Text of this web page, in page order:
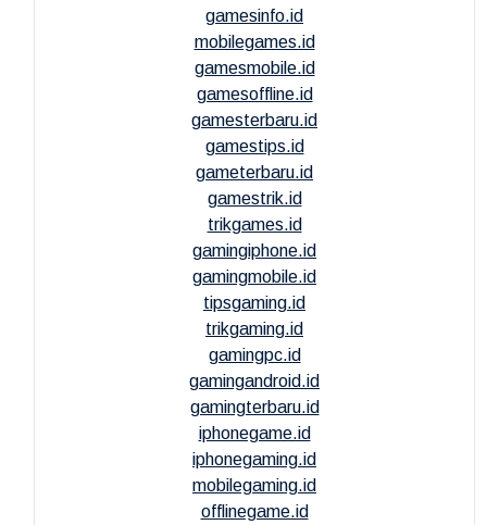
gamesinfo.id
mobilegames.id
gamesmobile.id
gamesoffline.id
gamesterbaru.id
gamestips.id
gameterbaru.id
gamestrik.id
trikgames.id
gamingiphone.id
gamingmobile.id
tipsgaming.id
trikgaming.id
gamingpc.id
gamingandroid.id
gamingterbaru.id
iphonegame.id
iphonegaming.id
mobilegaming.id
offlinegame.id